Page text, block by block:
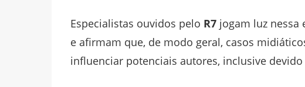
Especialistas ouvidos pelo R7 jogam luz nessa
e afirmam que, de modo geral, casos
influenciar potenciais autores, inclusive